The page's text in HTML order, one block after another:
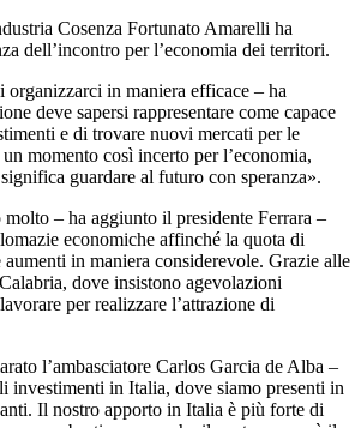
Cosenza Fortunato Amarelli ha
dell’incontro per l’economia dei territori.
organizzarci in maniera efficace – ha
deve sapersi rappresentare come capace
e di trovare nuovi mercati per le
momento così incerto per l’economia,
guardare al futuro con speranza».
molto – ha aggiunto il presidente Ferrara –
economiche affinché la quota di
in maniera considerevole. Grazie alle
dove insistono agevolazioni
per realizzare l’attrazione di
l’ambasciatore Carlos Garcia de Alba –
investimenti in Italia, dove siamo presenti in
Il nostro apporto in Italia è più forte di